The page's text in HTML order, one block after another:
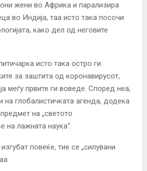
жени во Африка и парализира
во Индија, таа исто така посочи
како дел од неговите
исто така остро ги
за заштита од коронавирусот,
меѓу првите ги воведе. Според неа,
на глобалистичката агенда, додека
на „светото
на лажната наука“.
повеќе, тие се „силувани